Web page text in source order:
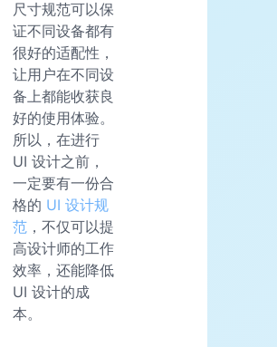
尺寸规范可以保
证不同设备都有
很好的适配性，
让用户在不同设
备上都能收获良
好的使用体验。
所以，在进行
UI 设计之前，
一定要有一份合
格的 UI 设计规
范 ，不仅可以提
高设计师的工作
效率，还能降低
UI 设计的成
本。